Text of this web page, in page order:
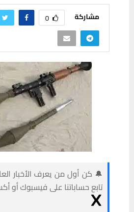
مشاركة 0
🔔 كن أول من يعرف الأخبار
تابع حساباتنا على فيسبوك أو